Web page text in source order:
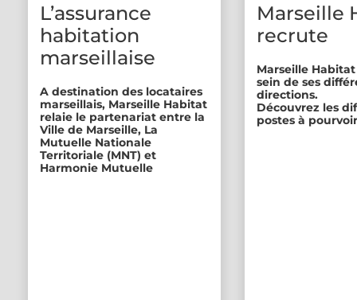
L’assurance
habitation
marseillaise
A destination des locataires
marseillais, Marseille Habitat
relaie le partenariat entre la
Ville de Marseille, La
Mutuelle Nationale
Territoriale (MNT) et
Harmonie Mutuelle
Marseille
recrute
Marseille
sein de ses
directions.
Découvrez les
postes à